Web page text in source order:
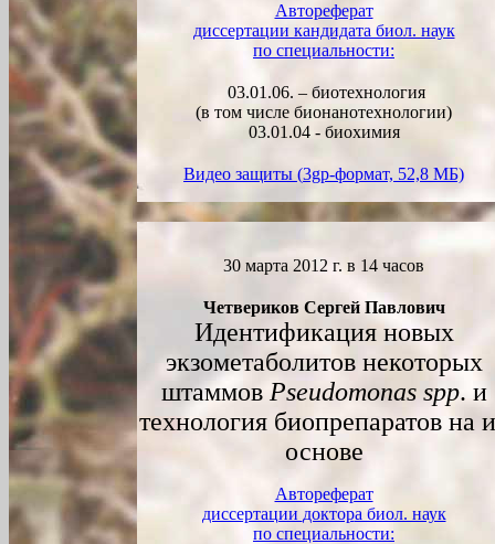
Автореферат
диссертации кандидата биол. наук
по специальности:
03.01.06. – биотехнология
(в том числе бионанотехнологии)
03.01.04 - биохимия
Видео защиты (3gp-формат, 52,8 МБ)
30 марта 2012 г. в 14 часов
Четвериков Сергей Павлович
Идентификация новых
экзометаболитов некоторых
штаммов Pseudomonas spp. и
технология биопрепаратов на
основе
Автореферат
диссертации доктора биол. наук
по специальности: